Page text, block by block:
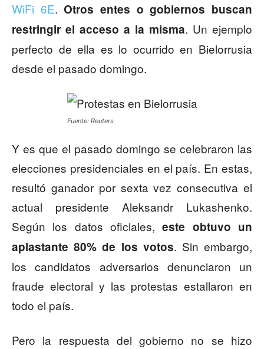
WiFi 6E.Otros entes o gobiernos buscan
restringir el acceso a la misma. Un ejemplo
perfecto de ella es lo ocurrido en Bielorrusia
desde el pasado domingo.
Fuente: Reuters
Y es que el pasado domingo se celebraron las
elecciones presidenciales en el país. En estas,
resultó ganador por sexta vez consecutiva el
actual presidente Aleksandr Lukashenko.
Según los datos oficiales,este obtuvo un
aplastante 80% de los votos. Sin embargo,
los candidatos adversarios denunciaron un
fraude electoral y las protestas estallaron en
todo el país.
Pero la respuesta del gobierno no se hizo